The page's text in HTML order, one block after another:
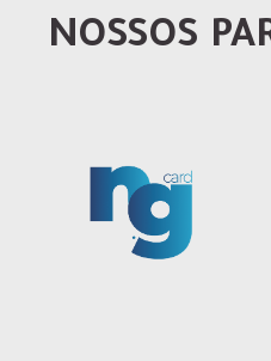
NOSSOS